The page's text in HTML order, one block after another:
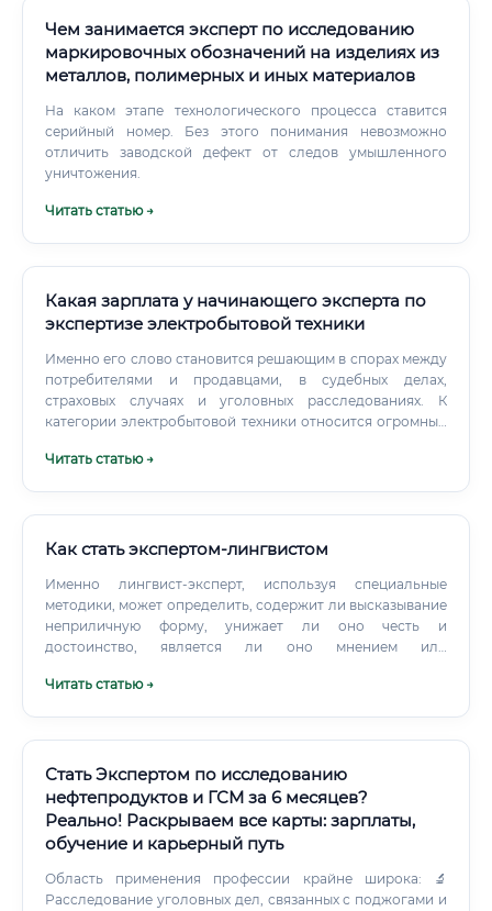
Чем занимается эксперт по исследованию
маркировочных обозначений на изделиях из
металлов, полимерных и иных материалов
На каком этапе технологического процесса ставится
серийный номер. Без этого понимания невозможно
отличить заводской дефект от следов умышленного
уничтожения.
Читать статью →
Какая зарплата у начинающего эксперта по
экспертизе электробытовой техники
Именно его слово становится решающим в спорах между
потребителями и продавцами, в судебных делах,
страховых случаях и уголовных расследованиях. К
категории электробытовой техники относится огромный
холодильники, стиральные и посудомоечные машины,
обогреватели, вентиляторы, осушители воздуха Садовая
шлифовальные машины Персональные устройства: фены,
электробритвы, зубные щётки Осветительные приборы и
удлинители Рынок бытовой техники в России огромен.
Ежегодно продаются миллионы единиц техники, и
и судебных разбирательств.
Читать статью →
Как стать экспертом-лингвистом
Именно лингвист-эксперт, используя специальные
методики, может определить, содержит ли высказывание
неприличную форму, унижает ли оно честь и
достоинство, является ли оно мнением или
Основные направления работы лингвиста-эксперта:
Выявление призывов к насильственным действиям,
возбуждения ненависти или вражды.
Читать статью →
Стать Экспертом по исследованию
нефтепродуктов и ГСМ за 6 месяцев?
Реально! Раскрываем все карты: зарплаты,
обучение и карьерный путь
Область применения профессии крайне широка: 🔬
Расследование уголовных дел, связанных с поджогами и